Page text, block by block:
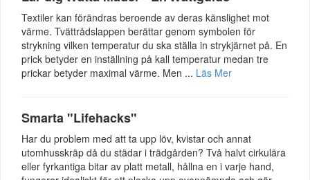
Textiler kan förändras beroende av deras känslighet mot
värme. Tvättrådslappen berättar genom symbolen för
strykning vilken temperatur du ska ställa in strykjärnet på. En
prick betyder en inställning på kall temperatur medan tre
prickar betyder maximal värme. Men ... Läs Mer
Smarta "Lifehacks"
Har du problem med att ta upp löv, kvistar och annat
utomhusskräp då du städar i trädgården? Två halvt cirkulära
eller fyrkantiga bitar av platt metall, hållna en i varje hand,